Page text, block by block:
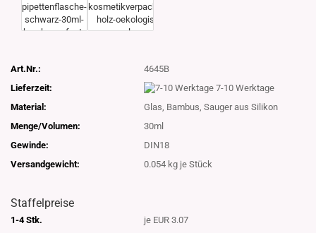
Art.Nr.:
4645B
Lieferzeit:
7-10 Werktage
Material:
Glas, Bambus, Sauger aus Silikon
Menge/Volumen:
30ml
Gewinde:
DIN18
Versandgewicht:
0.054 kg je Stück
Staffelpreise
1-4 Stk.
je EUR 3.07